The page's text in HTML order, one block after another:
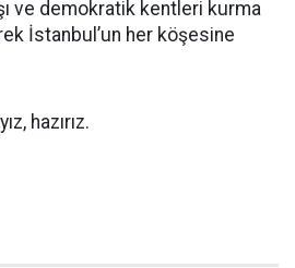
ve demokratik kentleri kurma
İstanbul’un her köşesine
hazırız.